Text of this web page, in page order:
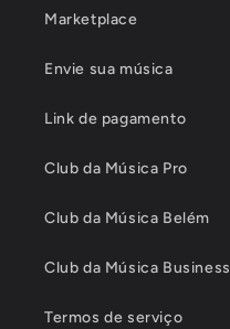
Marketplace
Envie sua música
Link de pagamento
Club da Música Pro
Club da Música Belém
Club da Música Business
Termos de serviço